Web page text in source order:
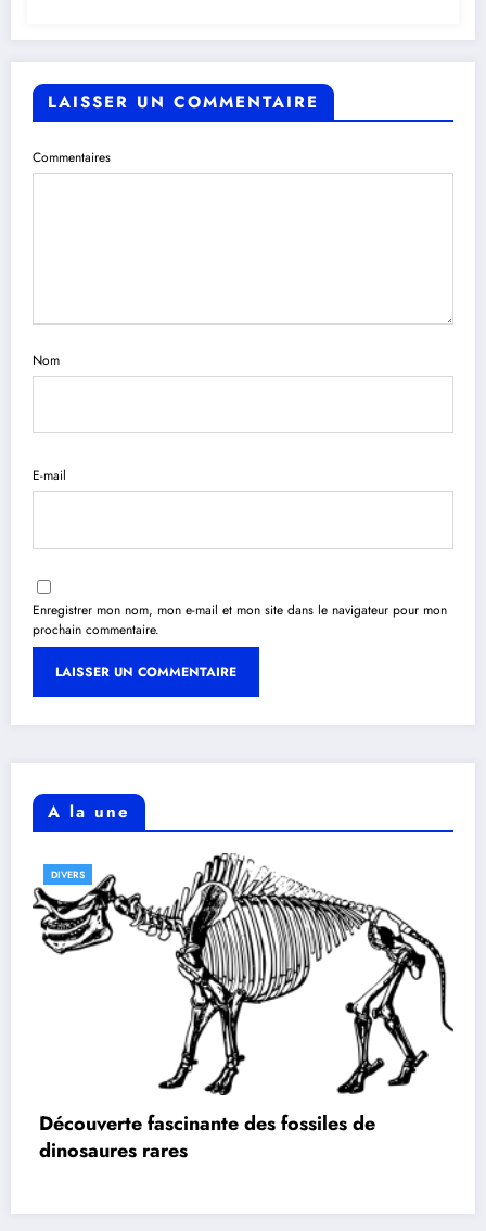
LAISSER UN COMMENTAIRE
Commentaires
Nom
E-mail
Enregistrer mon nom, mon e-mail et mon site dans le navigateur pour mon
prochain commentaire.
A la une
DIVERS
Découverte fascinante des fossiles de
dinosaures rares